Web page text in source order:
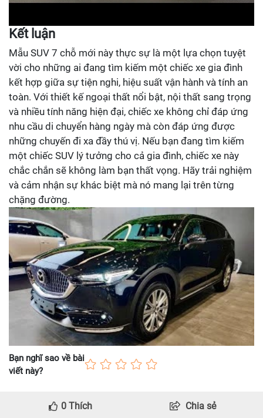
Kết luận
Mẫu SUV 7 chỗ mới này thực sự là một lựa chọn tuyệt
vời cho những ai đang tìm kiếm một chiếc xe gia đình
kết hợp giữa sự tiện nghi, hiệu suất vận hành và tính an
toàn. Với thiết kế ngoại thất nổi bật, nội thất sang trọng
và nhiều tính năng hiện đại, chiếc xe không chỉ đáp ứng
nhu cầu di chuyển hàng ngày mà còn đáp ứng được
những chuyến đi xa đầy thú vị. Nếu bạn đang tìm kiếm
một chiếc SUV lý tưởng cho cả gia đình, chiếc xe này
chắc chắn sẽ không làm bạn thất vọng. Hãy trải nghiệm
và cảm nhận sự khác biệt mà nó mang lại trên từng
chặng đường.
Bạn nghĩ sao về bài
viết này?
0 Thích Chia sẻ